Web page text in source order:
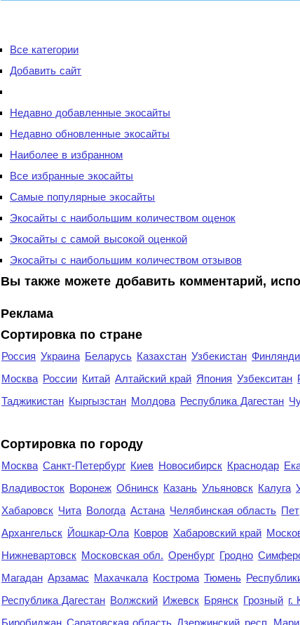
Все категории
Добавить сайт
Недавно добавленные экосайты
Недавно обновленные экосайты
Наиболее в избранном
Все избранные экосайты
Самые популярные экосайты
Экосайты с наибольшим количеством оценок
Экосайты с самой высокой оценкой
Экосайты с наибольшим количеством отзывов
Вы также можете добавить комментарий,
Реклама
Сортировка по стране
Россия Украина Беларусь Казахстан Узбекистан
Москва России Китай Алтайский край Япония Узбекситан
Таджикистан Кыргызстан Молдова Республика Дагестан
Cортировка по городу
Москва Санкт-Петербург Киев Новосибирск Краснодар
Владивосток Воронеж Обнинск Казань Ульяновск Калуга
Хабаровск Чита Вологда Астана Челябинская область
Архангельск Йошкар-Ола Ковров Хабаровский край
Нижневартовск Московская обл. Оренбург Гродно
Магадан Арзамас Махачкала Кострома Тюмень
Республика Дагестан Волжский Ижевск Брянск Грозный г.
Биробиджан Саратовская область Дзержинский респ.